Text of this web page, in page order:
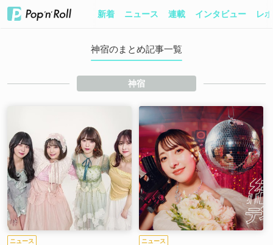
新着 ニュース 連載 インタビュー レ
神宿のまとめ記事一覧
神宿
ニュース ニュース